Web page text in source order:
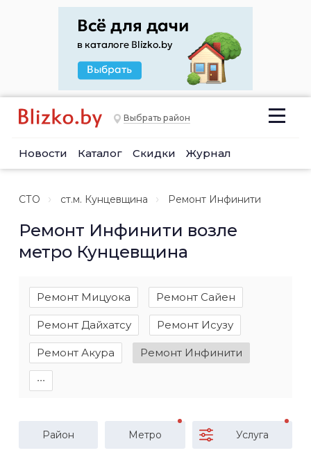
Выбрать район
Новости Каталог Скидки Журнал
СТО ст.м. Кунцевщина Ремонт Инфинити
Ремонт Инфинити возле
метро Кунцевщина
Ремонт Мицуока Ремонт Сайен
Ремонт Дайхатсу Ремонт Исузу
Ремонт Акура Ремонт Инфинити
∙∙∙
Район Метро Услуга